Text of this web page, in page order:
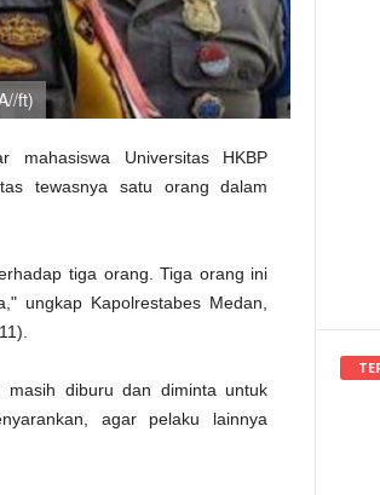
ft)
Universitas HKBP
tewasnya satu orang dalam
tiga orang. Tiga orang ini
ungkap Kapolrestabes Medan,
masih diburu dan diminta untuk
agar pelaku lainnya